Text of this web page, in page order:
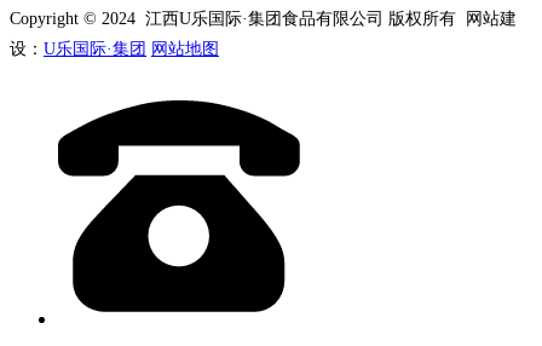
Copyright © 2024 江西U乐国际·集团食品有限公司 版权所有 网站建
设： U乐国际·集团 网站地图